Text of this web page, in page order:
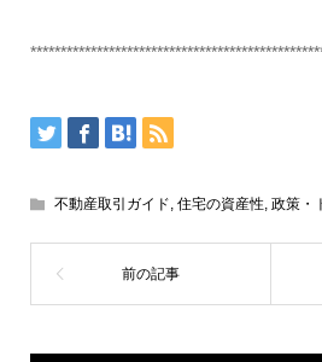
不動産取引ガイド, 住宅の資産性, 政策・